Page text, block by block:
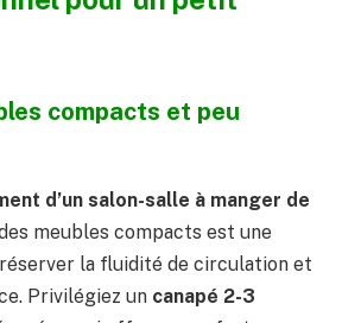
compacts et peu
d’un salon-salle à manger de
meubles compacts est une
la fluidité de circulation et
Privilégiez un canapé 2-3